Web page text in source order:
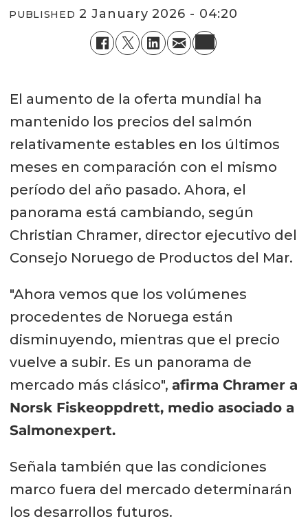
PUBLISHED 2 January 2026 - 04:20
El aumento de la oferta mundial ha
mantenido los precios del salmón
relativamente estables en los últimos
meses en comparación con el mismo
período del año pasado. Ahora, el
panorama está cambiando, según
Christian Chramer, director ejecutivo del
Consejo Noruego de Productos del Mar.
"Ahora vemos que los volúmenes
procedentes de Noruega están
disminuyendo, mientras que el precio
vuelve a subir. Es un panorama de
mercado más clásico", afirma Chramer a
Norsk Fiskeoppdrett, medio asociado a
Salmonexpert.
Señala también que las condiciones
marco fuera del mercado determinarán
los desarrollos futuros.